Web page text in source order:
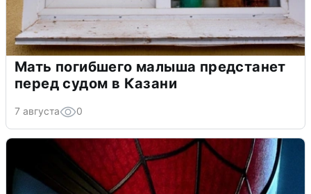
Мать погибшего малыша предстанет
перед судом в Казани
7 августа 0